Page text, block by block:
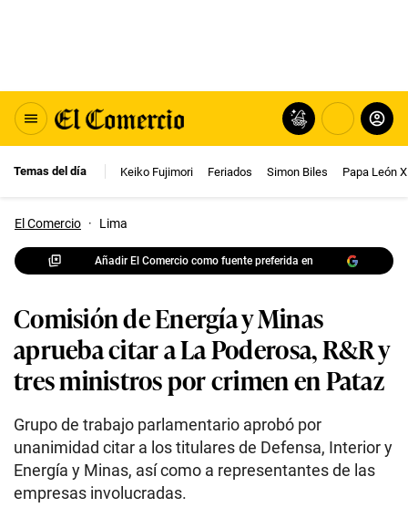
Temas del día Keiko Fujimori Feriados Simon Biles Papa León
El Comercio · Lima
Añadir El Comercio como fuente preferida en
Comisión de Energía y Minas
aprueba citar a La Poderosa, R&R y
tres ministros por crimen en Pataz
Grupo de trabajo parlamentario aprobó por
unanimidad citar a los titulares de Defensa, Interior y
Energía y Minas, así como a representantes de las
empresas involucradas.